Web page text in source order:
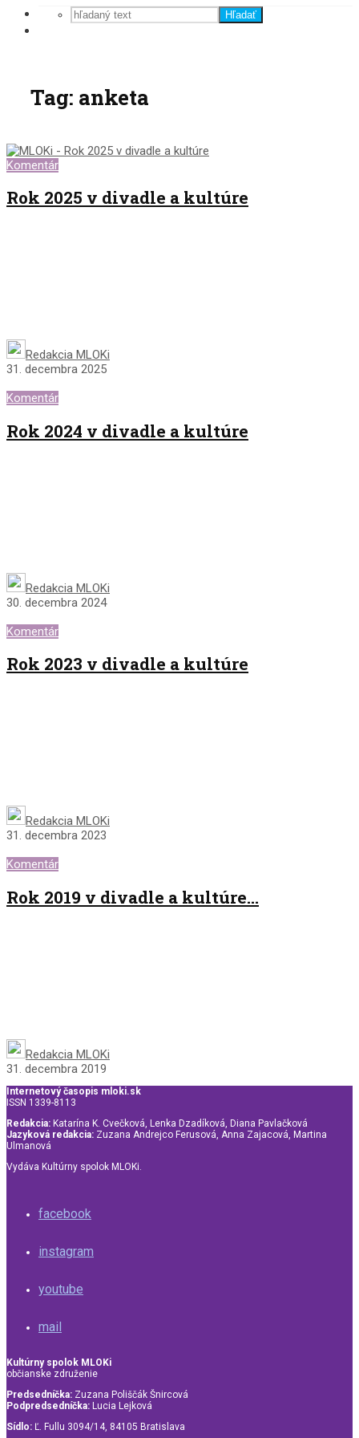
Hľadať
Tag: anketa
Komentár
Rok 2025 v divadle a kultúre
Redakcia MLOKi
31. decembra 2025
Komentár
Rok 2024 v divadle a kultúre
Redakcia MLOKi
30. decembra 2024
Komentár
Rok 2023 v divadle a kultúre
Redakcia MLOKi
31. decembra 2023
Komentár
Rok 2019 v divadle a kultúre…
Redakcia MLOKi
31. decembra 2019
Internetový časopis mloki.sk
ISSN 1339-8113
Redakcia: Katarína K. Cvečková, Lenka Dzadíková, Diana Pavlačková
Jazyková redakcia: Zuzana Andrejco Ferusová, Anna Zajacová, Martina
Ulmanová
Vydáva Kultúrny spolok MLOKi.
facebook
instagram
youtube
mail
Kultúrny spolok MLOKi
občianske združenie
Predsedníčka: Zuzana Poliščák Šnircová
Podpredsedníčka: Lucia Lejková
Sídlo: Ľ. Fullu 3094/14, 84105 Bratislava